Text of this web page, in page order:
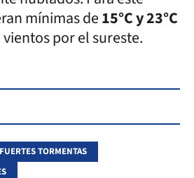
mínimas de15°C y 23°C
por el sureste.
FUERTES TORMENTAS